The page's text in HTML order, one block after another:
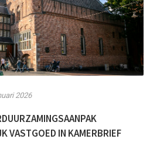
2026
VASTGOED IN KAMERBRIEF